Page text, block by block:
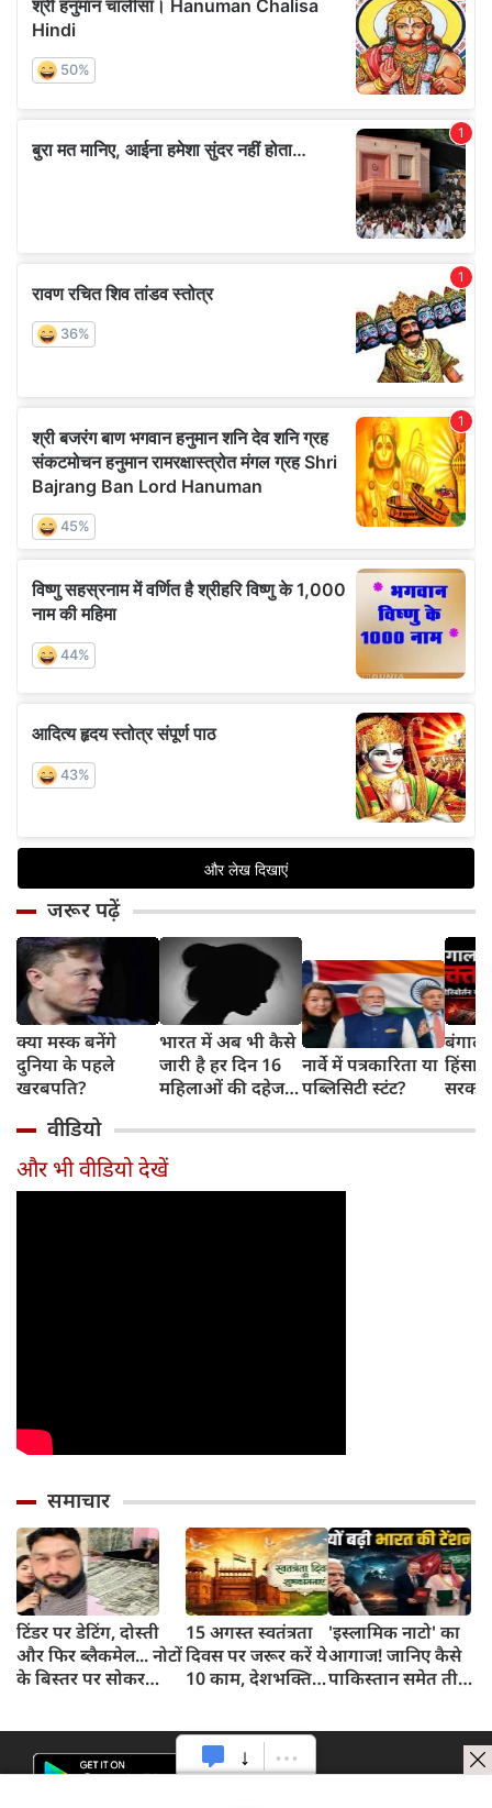
जरूर पढ़ें
क्या मस्क बनेंगे
दुनिया के पहले
खरबपति?
भारत में अब भी कैसे
जारी है हर दिन 16
महिलाओं की दहेज
नार्वे में पत्रकारिता या
पब्लिसिटी स्टंट?
बंगाल
हिंसा
वीडियो
और भी वीडियो देखें
समाचार
टिंडर पर डेटिंग, दोस्ती
और फिर ब्लैकमेल... नोटों
के बिस्तर पर सोकर
15 अगस्त स्वतंत्रता
दिवस पर जरूर करें ये
10 काम, देशभक्ति
'इस्लामिक नाटो' का
आगाज! जानिए कैसे
पाकिस्तान समेत तीन